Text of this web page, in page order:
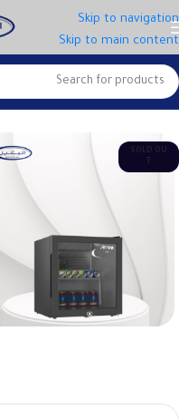
Skip to navigation
Skip to main content
الرئيسية الاجهزة الكبيرة الثلاجات
SOLD OU
T